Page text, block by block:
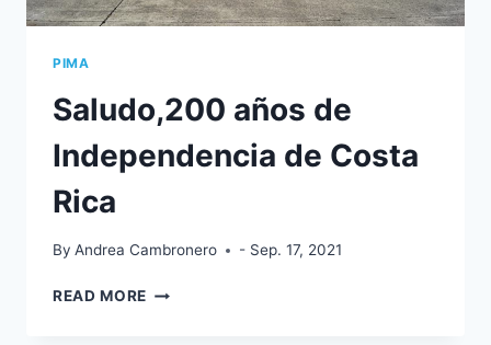
PIMA
Saludo,200 años de
Independencia de Costa
Rica
By Andrea Cambronero - Sep. 17, 2021
READ MORE SALUDO,200